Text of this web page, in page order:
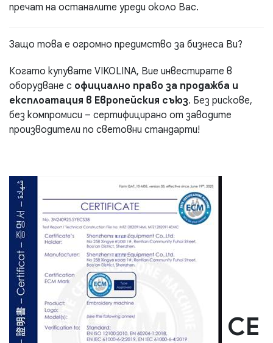
пречат на останалите уреди около Вас.
Защо това е огромно предимство за бизнеса Ви?
Когато купувате VIKOLINA, Вие инвестирате в
оборудване с официално право за продажба и
експлоатация в Европейския съюз. Без рискове,
без компромиси – сертифицирано от заводите
производители по световни стандарти!
СЕ